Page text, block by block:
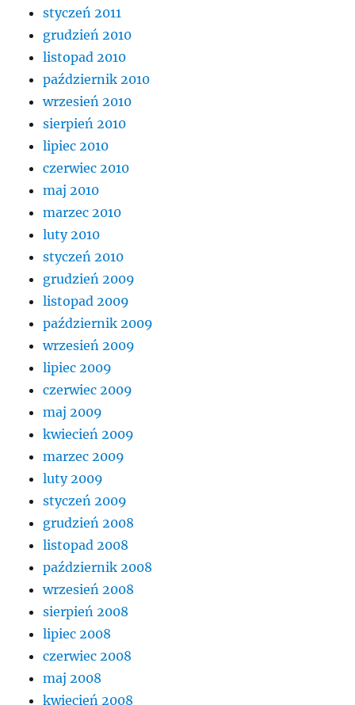
styczeń 2011
grudzień 2010
listopad 2010
październik 2010
wrzesień 2010
sierpień 2010
lipiec 2010
czerwiec 2010
maj 2010
marzec 2010
luty 2010
styczeń 2010
grudzień 2009
listopad 2009
październik 2009
wrzesień 2009
lipiec 2009
czerwiec 2009
maj 2009
kwiecień 2009
marzec 2009
luty 2009
styczeń 2009
grudzień 2008
listopad 2008
październik 2008
wrzesień 2008
sierpień 2008
lipiec 2008
czerwiec 2008
maj 2008
kwiecień 2008